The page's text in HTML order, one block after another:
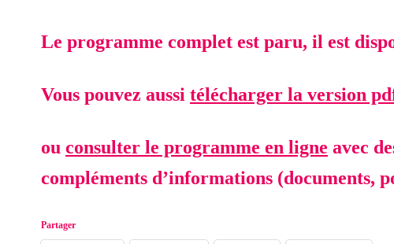
Le programme complet est paru, il est
Vous pouvez aussi télécharger la version
ou consulter le programme en ligne avec
compléments d’informations (documents,
Partager